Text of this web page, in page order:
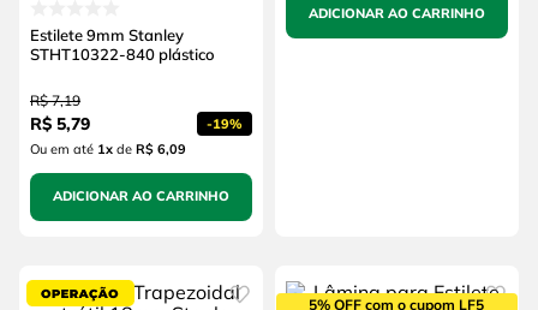
Estilete 9mm Stanley
STHT10322-840 plástico
R$ 7,19
R$ 5,79 -19%
Ou em até 1xde R$ 6,09
ADICIONAR AO CARRINHO
ADICIONAR AO CARRINHO
5% OFF com o cupom LF5